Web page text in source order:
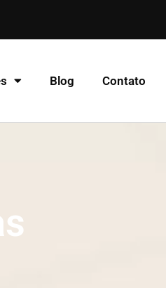
Blog Contato